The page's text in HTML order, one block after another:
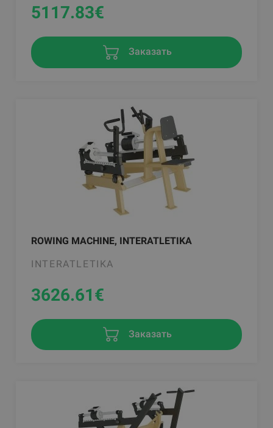
5117.83€
Заказать
ROWING MACHINE, INTERATLETIKA
INTERATLETIKA
3626.61€
Заказать